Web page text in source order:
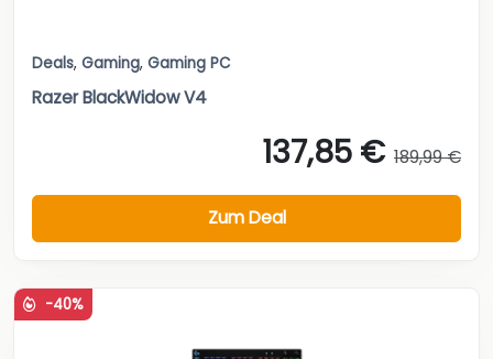
Deals, Gaming, Gaming PC
Razer BlackWidow V4
137,85 € 189,99 €
Zum Deal
-40%